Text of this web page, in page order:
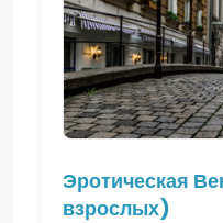
Эротическая
взрослых)